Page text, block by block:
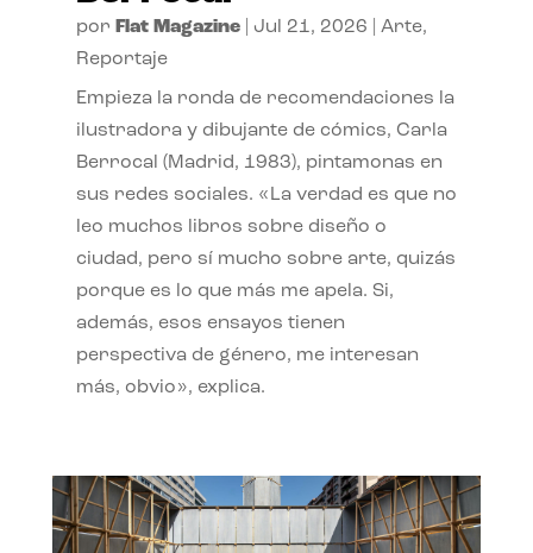
por Flat Magazine| Jul 21, 2026 Arte,
Reportaje
Empieza la ronda de recomendaciones la
ilustradora y dibujante de cómics, Carla
Berrocal (Madrid, 1983), pintamonas en
sus redes sociales. «La verdad es que no
leo muchos libros sobre diseño o
ciudad, pero sí mucho sobre arte, quizás
porque es lo que más me apela. Si,
además, esos ensayos tienen
perspectiva de género, me interesan
más, obvio», explica.